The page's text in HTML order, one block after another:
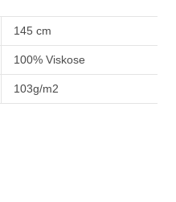
145 cm
100% Viskose
103g/m2